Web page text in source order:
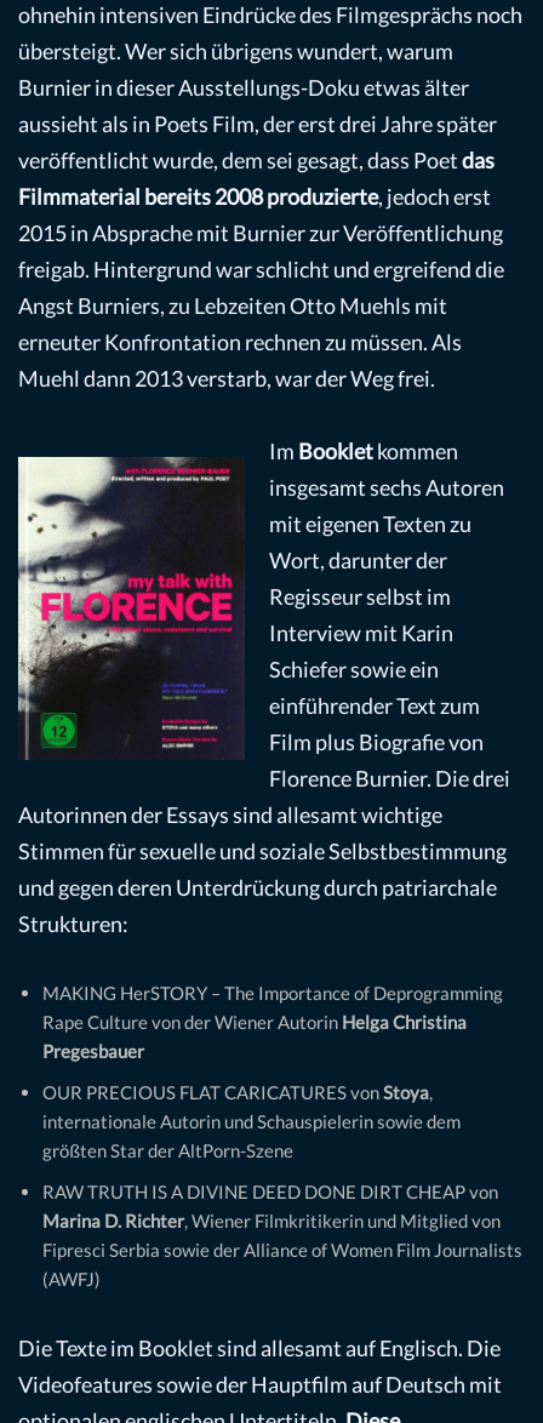
ohnehin intensiven Eindrücke des Filmgesprächs noch
übersteigt. Wer sich übrigens wundert, warum
Burnier in dieser Ausstellungs-Doku etwas älter
aussieht als in Poets Film, der erst drei Jahre später
veröffentlicht wurde, dem sei gesagt, dass Poetdas
Filmmaterial bereits 2008 produzierte, jedoch erst
2015 in Absprache mit Burnier zur Veröffentlichung
freigab. Hintergrund war schlicht und ergreifend die
Angst Burniers, zu Lebzeiten Otto Muehls mit
erneuter Konfrontation rechnen zu müssen. Als
Muehl dann 2013 verstarb, war der Weg frei.
Im Bookletkommen
insgesamt sechs Autoren
mit eigenen Texten zu
Wort, darunter der
Regisseur selbst im
Interview mit Karin
Schiefer sowie ein
einführender Text zum
Film plus Biografie von
Florence Burnier. Die drei
Autorinnen der Essays sind allesamt wichtige
Stimmen für sexuelle und soziale Selbstbestimmung
und gegen deren Unterdrückung durch patriarchale
Strukturen:
MAKING HerSTORY – The Importance of Deprogramming
Rape Culture von der Wiener Autorin Helga Christina
Pregesbauer
OUR PRECIOUS FLAT CARICATURES vonStoya,
internationale Autorin und Schauspielerin sowie dem
größten Star der AltPorn-Szene
RAW TRUTH IS A DIVINE DEED DONE DIRT CHEAP von
Marina D. Richter, Wiener Filmkritikerin und Mitglied von
Fipresci Serbia sowie der Alliance of Women Film Journalists
(AWFJ)
Die Texte im Booklet sind allesamt auf Englisch. Die
Videofeatures sowie der Hauptfilm auf Deutsch mit